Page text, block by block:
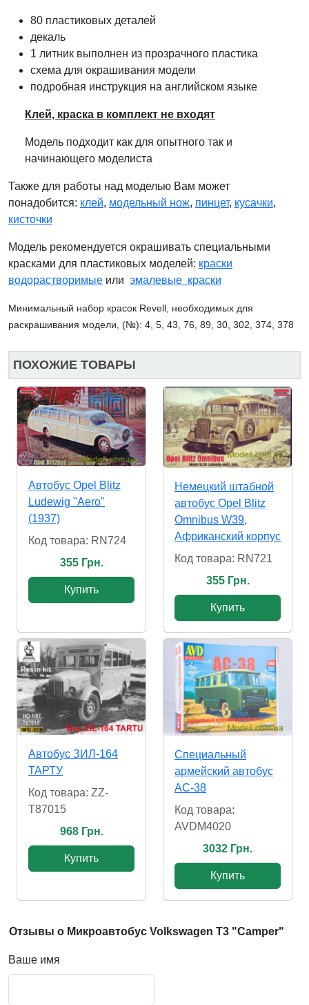
80 пластиковых деталей
декаль
1 литник выполнен из прозрачного пластика
схема для окрашивания модели
подробная инструкция на английском языке
Клей, краска в комплект не входят
Модель подходит как для опытного так и
начинающего моделиста
Также для работы над моделью Вам может
понадобится: клей, модельный нож, пинцет, кусачки,
кисточки
Модель рекомендуется окрашивать специальными
красками для пластиковых моделей: краски
водорастворимые или эмалевые краски
Минимальный набор красок Revell, необходимых для
раскрашивания модели, (№): 4, 5, 43, 76, 89, 30, 302, 374, 378
ПОХОЖИЕ ТОВАРЫ
Автобус Opel Blitz
Ludewig "Aero"
(1937)
Код товара: RN724
355 Грн.
Купить
Немецкий штабной
автобус Opel Blitz
Omnibus W39,
Африканский корпус
Код товара: RN721
355 Грн.
Купить
Автобус ЗИЛ-164
ТАРТУ
Код товара: ZZ-
T87015
968 Грн.
Купить
Специальный
армейский автобус
АС-38
Код товара:
AVDM4020
3032 Грн.
Купить
Отзывы о Микроавтобус Volkswagen T3 "Camper"
Ваше имя